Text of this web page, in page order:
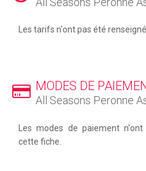
Les tarifs n'ont pas été
MODES DE
All Seasons Peronne
Les modes de paiement
cette fiche.